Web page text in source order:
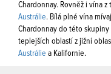
Chardonnay. Rovněž i vína
Austrálie. Bílá plné vína
Chardonnay do této skupiny
teplejších oblastí z jižní
Austrálie a Kalifornie.